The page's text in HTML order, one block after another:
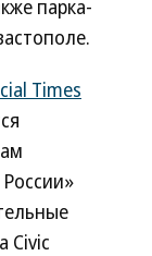
парка-
Times
Civic